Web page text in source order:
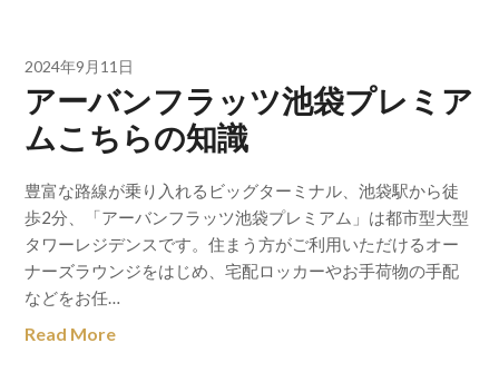
2024年9月11日
アーバンフラッツ池袋プレミア
ムこちらの知識
豊富な路線が乗り入れるビッグターミナル、池袋駅から徒
歩2分、「アーバンフラッツ池袋プレミアム」は都市型大型
タワーレジデンスです。住まう方がご利用いただけるオー
ナーズラウンジをはじめ、宅配ロッカーやお手荷物の手配
などをお任…
Read More